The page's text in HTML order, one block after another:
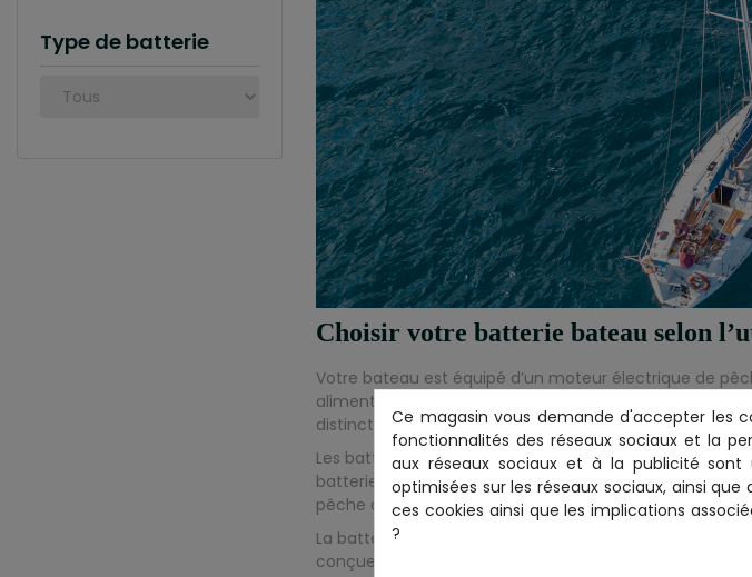
Type de batterie
Choisir votre batterie bateau selon
Votre bateau est équipé d’un moteur électrique de
alimentés par batterie consommant de grandes
distincte.
Les batteries à décharge profonde ne sont conçues
batteries sont plus épaisses et plus lourdes que celles
pêche à la traîne, les besoins en ampérage élevés et
La batterie dite de démarrage possède des plaques
conçue pour maintenir une puissance de sortie élevée
Ce magasin vous demande d'accepter les
fonctionnalités des réseaux sociaux et la
aux réseaux sociaux et à la publicité
optimisées sur les réseaux sociaux, ainsi
ces cookies ainsi que les implications
?